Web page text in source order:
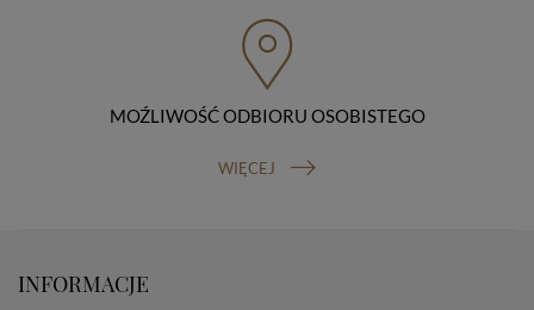
organu nadzorczego (Prezesa Urzędu Ochrony Danych
Osobowych, ul. Stawki 2, 00-193 Warszawa) oraz
prawo do cofnięcia zgody na przetwarzanie danych
osobowych (masz prawo cofnięcia zgody na
przetwarzanie danych w dowolnym momencie;
przetwarzania, którego dokonano na podstawie Twojej
zgody przed jej cofnięciem). W celu wykonania swoich
nie podasz danych, nie będziesz mógł przeglądać
zawartości naszej strony
MOŹLIWOŚĆ ODBIORU OSOBISTEGO
WIĘCEJ
INFORMACJE